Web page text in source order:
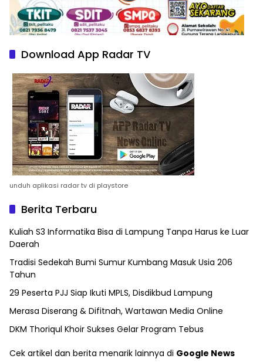
Download App Radar TV
unduh aplikasi radar tv di playstore
Berita Terbaru
Kuliah S3 Informatika Bisa di Lampung Tanpa Harus ke Luar
Daerah
Tradisi Sedekah Bumi Sumur Kumbang Masuk Usia 206
Tahun
29 Peserta PJJ Siap Ikuti MPLS, Disdikbud Lampung
Merasa Diserang & Difitnah, Wartawan Media Online
DKM Thoriqul Khoir Sukses Gelar Program Tebus
Cek artikel dan berita menarik lainnya di Google News